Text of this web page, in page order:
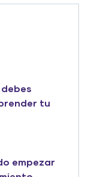
tu
empezar